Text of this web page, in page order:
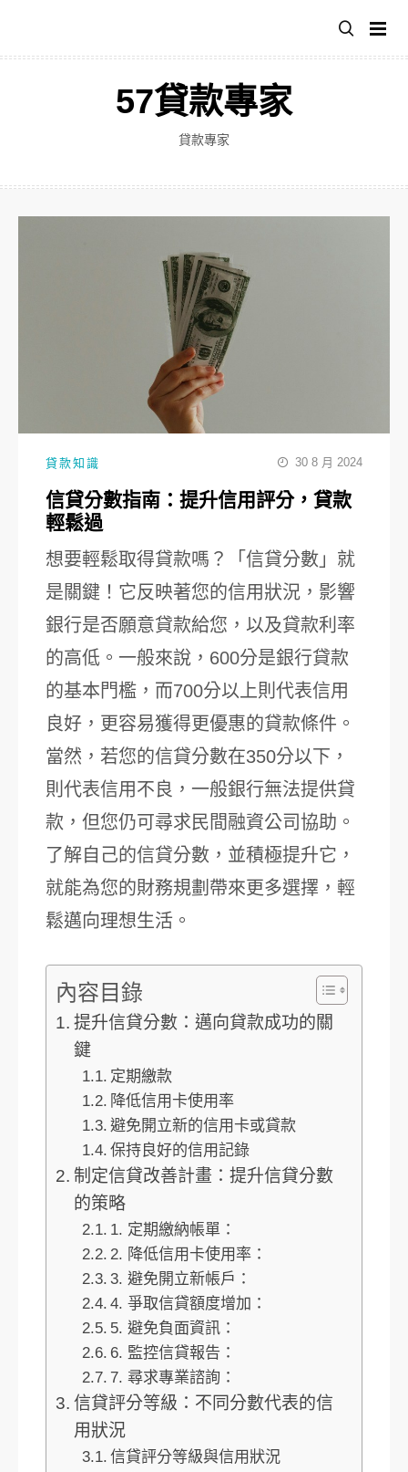
主
57貸款專家
貸款專家
貸款知識 30 8 月 2024
信貸分數指南：提升信用評分，貸款
輕鬆過
想要輕鬆取得貸款嗎？「信貸分數」就
是關鍵！它反映著您的信用狀況，影響
銀行是否願意貸款給您，以及貸款利率
的高低。一般來說，600分是銀行貸款
的基本門檻，而700分以上則代表信用
良好，更容易獲得更優惠的貸款條件。
當然，若您的信貸分數在350分以下，
則代表信用不良，一般銀行無法提供貸
款，但您仍可尋求民間融資公司協助。
了解自己的信貸分數，並積極提升它，
就能為您的財務規劃帶來更多選擇，輕
鬆邁向理想生活。
內容目錄
提升信貸分數：邁向貸款成功的關
鍵
定期繳款
降低信用卡使用率
避免開立新的信用卡或貸款
保持良好的信用記錄
制定信貸改善計畫：提升信貸分數
的策略
1. 定期繳納帳單：
2. 降低信用卡使用率：
3. 避免開立新帳戶：
4. 爭取信貸額度增加：
5. 避免負面資訊：
6. 監控信貸報告：
7. 尋求專業諮詢：
信貸評分等級：不同分數代表的信
用狀況
信貸評分等級與信用狀況